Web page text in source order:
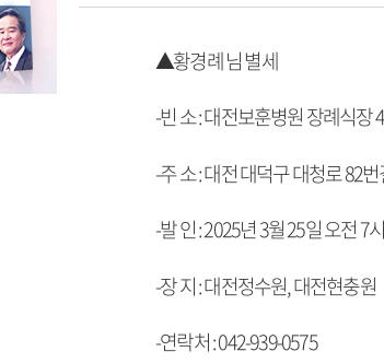
▲황경례 님 별세
-빈 소 : 대전보훈병원 장례식장
-주 소 : 대전 대덕구 대청로 82
-발 인 : 2025년 3월 25일 오전 7시
-장 지 : 대전정수원, 대전현충원
-연락처 : 042-939-0575